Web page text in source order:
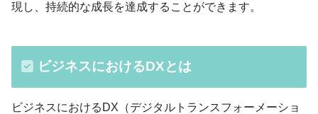
現し、持続的な成長を達成することができます。
ビジネスにおけるDXとは
ビジネスにおけるDX（デジタルトランスフォーメーショ